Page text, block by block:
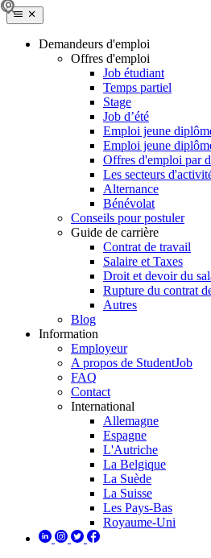
Demandeurs d'emploi
Offres d'emploi
Job étudiant
Temps partiel
Stage
Job d’été
Emploi jeune
Emploi jeune
Offres d'emploi par
Les secteurs
Alternance
Bénévolat
Conseils pour postuler
Guide de carrière
Contrat de travail
Salaire et Taxes
Droit et devoir du
Rupture du contrat
Autres
Blog
Information
Employeur
A propos de StudentJob
FAQ
Contact
International
Allemagne
Espagne
L'Autriche
La Belgique
La Suède
La Suisse
Les Pays-Bas
Royaume-Uni